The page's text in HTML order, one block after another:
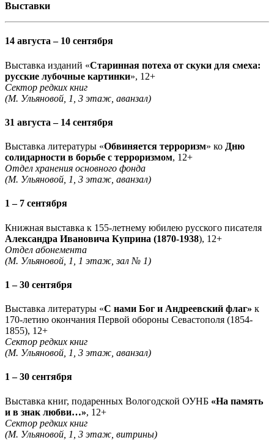
Выставки
14 августа – 10 сентября
Выставка изданий «Старинная потеха от скуки для смеха:
русские лубочные картинки», 12+
Сектор редких книг
(М. Ульяновой, 1, 3 этаж, аванзал)
31 августа – 14 сентября
Выставка литературы «Обвиняется терроризм» ко Дню
солидарности в борьбе с терроризмом, 12+
Отдел хранения основного фонда
(М. Ульяновой, 1, 3 этаж, аванзал)
1 – 7 сентября
Книжная выставка к 155-летнему юбилею русского писателя
Александра Ивановича Куприна (1870-1938), 12+
Отдел абонемента
(М. Ульяновой, 1, 1 этаж, зал № 1)
1 – 30 сентября
Выставка литературы «С нами Бог и Андреевский флаг» к
170-летию окончания Первой обороны Севастополя (1854-
1855), 12+
Сектор редких книг
(М. Ульяновой, 1, 3 этаж, аванзал)
1 – 30 сентября
Выставка книг, подаренных Вологодской ОУНБ «На память
и в знак любви…», 12+
Сектор редких книг
(М. Ульяновой, 1, 3 этаж, витрины)